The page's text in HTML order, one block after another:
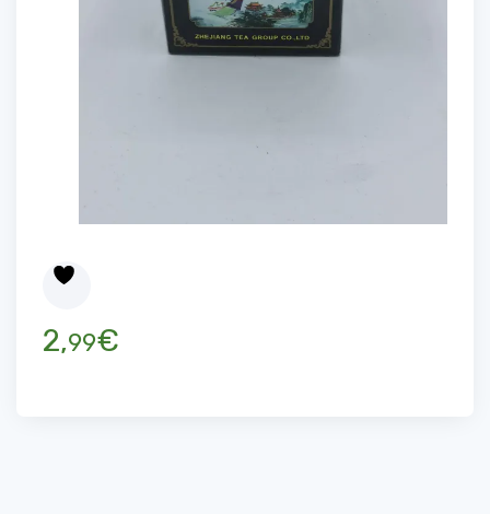
2,99€